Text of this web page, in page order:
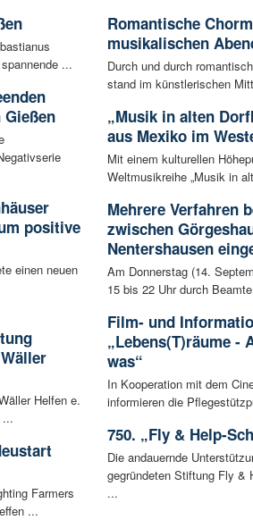
...
positive
einen neuen
Helfen e.
...
Farmers
...
Romantische
musikalischen
Durch und durch
stand im künstlerischen
„Musik in alten
aus Mexiko im
Mit einem kulturellen
Weltmusikreihe „Musik in
Mehrere Verfahren
zwischen
Nentershausen
Am Donnerstag (14.
15 bis 22 Uhr durch
Film- und
„Lebens(T)räume -
was“
In Kooperation mit dem
informieren die
750. „Fly & Help-
Die andauernde
gegründeten Stiftung Fly &
...